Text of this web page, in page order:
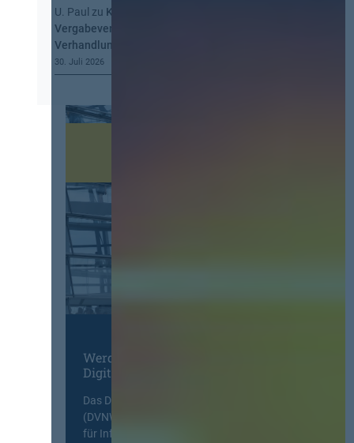
U. Paul zu Kommt eine EU-
Vergabeverordnung? Buy European, mehr
Verhandlung, mehr Steuerung
30. Juli 2026
Werden Sie Mitglied im
Digitalen Netzwerk
Das Deutsche Vergabenetzwerk
(DVNW) ist eine exklusive Plattform
für Information, Wissensaustausch